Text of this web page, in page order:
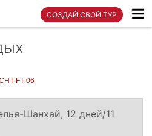
СОЗДАЙ СВОЙ ТУР
FT-06
Шанхай, 12 дней/11